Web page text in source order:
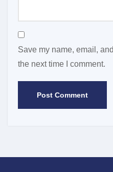
Save my name, email,
the next time I comment.